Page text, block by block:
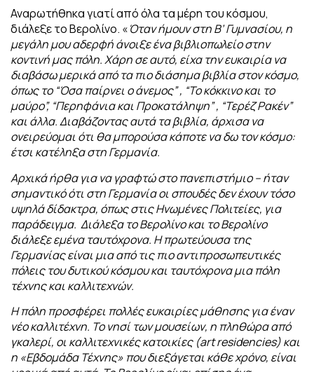
Αναρωτήθηκα γιατί από όλα τα μέρη του κόσμου,
διάλεξε το Βερολίνο. «Όταν ήμουν στη Β’ Γυμνασίου, η
μεγάλη μου αδερφή άνοιξε ένα βιβλιοπωλείο στην
κοντινή μας πόλη. Χάρη σε αυτό, είχα την ευκαιρία να
διαβάσω μερικά από τα πιο διάσημα βιβλία στον κόσμο,
όπως το “Όσα παίρνει ο άνεμος” , “Το κόκκινο και το
μαύρο”, “Περηφάνια και Προκατάληψη” , “Τερέζ Ρακέν”
και άλλα. Διαβάζοντας αυτά τα βιβλία, άρχισα να
ονειρεύομαι ότι θα μπορούσα κάποτε να δω τον κόσμο:
έτσι κατέληξα στη Γερμανία.
Αρχικά ήρθα για να γραφτώ στο πανεπιστήμιο – ήταν
σημαντικό ότι στη Γερμανία οι σπουδές δεν έχουν τόσο
υψηλά δίδακτρα, όπως στις Ηνωμένες Πολιτείες, για
παράδειγμα. Διάλεξα το Βερολίνο και το Βερολίνο
διάλεξε εμένα ταυτόχρονα. Η πρωτεύουσα της
Γερμανίας είναι μια από τις πιο αντιπροσωπευτικές
πόλεις του δυτικού κόσμου και ταυτόχρονα μια πόλη
τέχνης και καλλιτεχνών.
Η πόλη προσφέρει πολλές ευκαιρίες μάθησης για έναν
νέο καλλιτέχνη. Το νησί των μουσείων, η πληθώρα από
γκαλερί, οι καλλιτεχνικές κατοικίες (art residencies) και
η «Εβδομάδα Τέχνης» που διεξάγεται κάθε χρόνο, είναι